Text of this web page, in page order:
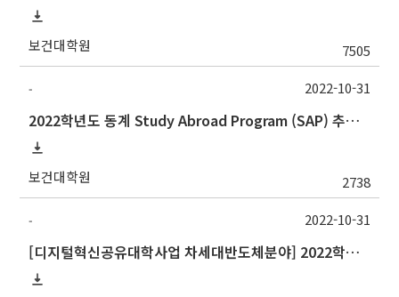
보건대학원 7505
-
2022학년도 동계 Study Abroad Program (SAP) 추가 모집 안내
보건대학원 2738
2022-10-31
-
[디지털혁신공유대학사업 차세대반도체분야] 2022학년도 동계계절학기 포항공과대학교 교류 수학 안내
2022-10-31